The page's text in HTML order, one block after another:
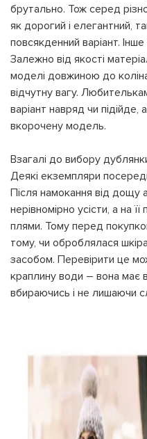
брутально. Тож серед
як дорогий і елегантний,
повсякденний варіант.
Залежно від якості
моделі довжиною до
відчутну вагу.
варіант навряд чи
вкорочену модель.
Взагалі до вибору
Деякі екземпляри
Після намокання від дощу
нерівномірно усісти, а на
плями. Тому перед
тому, чи оброблялася
засобом. Перевірити це
краплину води – вона має
вбираючись і не лишаючи